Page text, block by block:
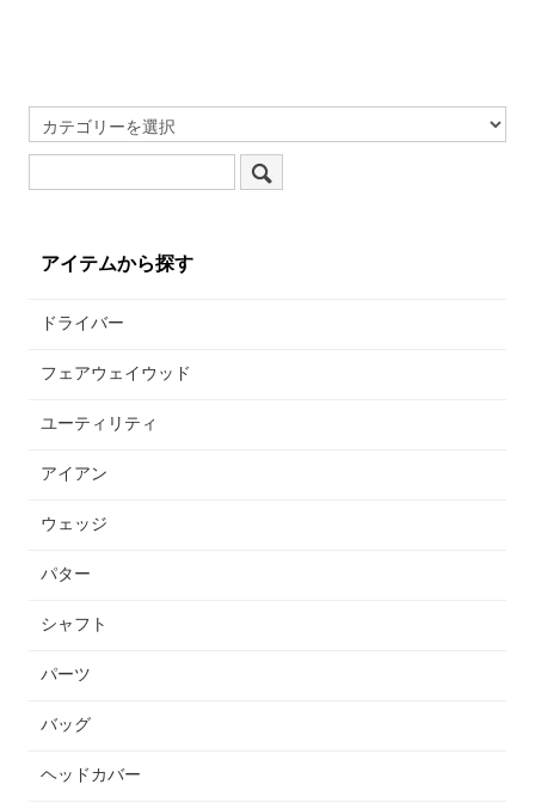
アイテムから探す
ドライバー
フェアウェイウッド
ユーティリティ
アイアン
ウェッジ
パター
シャフト
パーツ
バッグ
ヘッドカバー